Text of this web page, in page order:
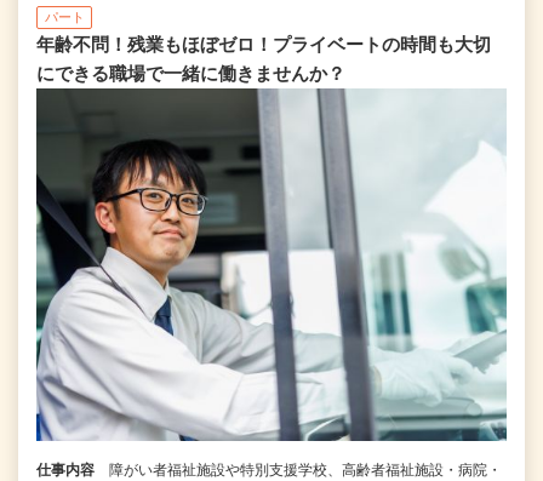
パート
年齢不問！残業もほぼゼロ！プライベートの時間も大切
にできる職場で一緒に働きませんか？
仕事内容
障がい者福祉施設や特別支援学校、高齢者福祉施設・病院・